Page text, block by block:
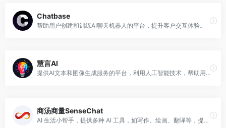
Chatbase
帮助用户创建和训练AI聊天机器人的平台，提升客户交互体验。
慧言AI
提供AI文本和图像生成服务的平台，利用人工智能技术，帮助用户生成高质量的内容，应用于多种场景。
商汤商量SenseChat
AI 生活小帮手，提供多种 AI 工具，如写作、绘画、翻译等，提升日常生活和工作的效率。